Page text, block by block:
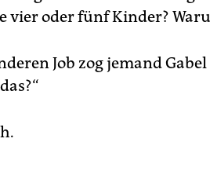
vier oder fünf Kinder?
Job zog jemand